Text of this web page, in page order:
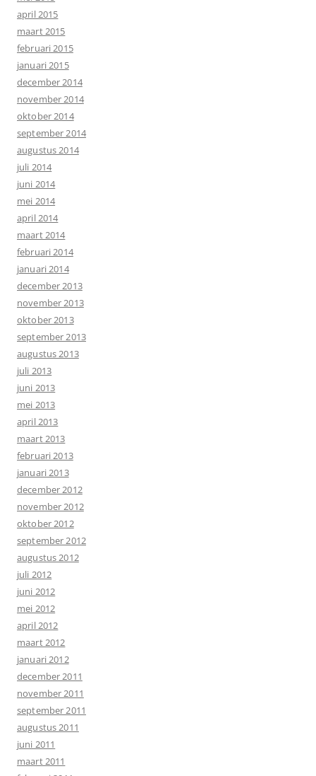
april 2015
maart 2015
februari 2015
januari 2015
december 2014
november 2014
oktober 2014
september 2014
augustus 2014
juli 2014
juni 2014
mei 2014
april 2014
maart 2014
februari 2014
januari 2014
december 2013
november 2013
oktober 2013
september 2013
augustus 2013
juli 2013
juni 2013
mei 2013
april 2013
maart 2013
februari 2013
januari 2013
december 2012
november 2012
oktober 2012
september 2012
augustus 2012
juli 2012
juni 2012
mei 2012
april 2012
maart 2012
januari 2012
december 2011
november 2011
september 2011
augustus 2011
juni 2011
maart 2011